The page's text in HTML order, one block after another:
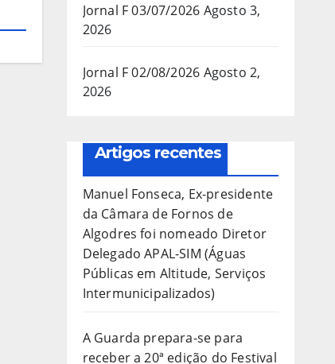
Jornal F 03/07/2026 Agosto 3,
2026
Jornal F 02/08/2026 Agosto 2,
2026
Artigos recentes
Manuel Fonseca, Ex-presidente
da Câmara de Fornos de
Algodres foi nomeado Diretor
Delegado APAL-SIM (Águas
Públicas em Altitude, Serviços
Intermunicipalizados)
A Guarda prepara-se para
receber a 20ª edição do Festival